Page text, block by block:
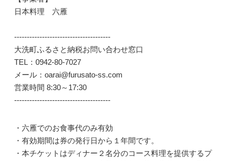
日本料理 六雁
--------------------------------------
大洗町ふるさと納税お問い合わせ窓口
TEL：0942-80-7027
メール：oarai@furusato-ss.com
営業時間 8:30～17:30
--------------------------------------
・六雁でのお食事代のみ有効
・有効期間は券の発行日から１年間です。
・本チケットはディナー２名分のコース料理を提供するプ